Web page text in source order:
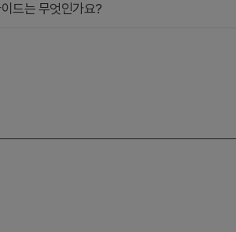
드는 무엇인가요?